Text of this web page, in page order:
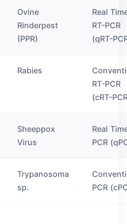
Ovine
Rinderpest
(PPR)
Real
RT-PCR
(qRT-
Rabies
RT-PCR
(cRT-
Sheeppox
Virus
Real
PCR
Trypanosoma
sp.
PCR